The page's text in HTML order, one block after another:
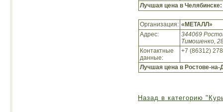
Лучшая цена в Челябинске:
Организация: «МЕТАЛЛ»
Адрес:
344069
Тимошенко,
Контактные
данные:
+7 (86312)
Лучшая цена в Ростове-
Назад в категорию